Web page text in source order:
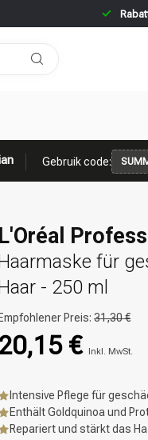
Gebruik code:
L'Oréal
für
- 250 ml
Empfohlener Preis:31,30 €
20,15 € Inkl. MwSt.
Intensive Pflege für
Enthält Goldquinoa und
Repariert und stärkt das